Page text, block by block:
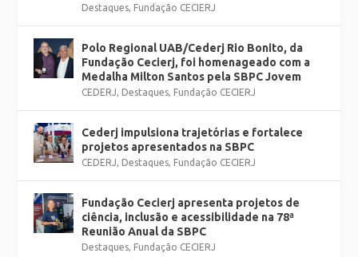
Destaques, Fundação CECIERJ
Polo Regional UAB/Cederj Rio Bonito, da
Fundação Cecierj, foi homenageado com a
Medalha Milton Santos pela SBPC Jovem
CEDERJ, Destaques, Fundação CECIERJ
Cederj impulsiona trajetórias e fortalece
projetos apresentados na SBPC
CEDERJ, Destaques, Fundação CECIERJ
Fundação Cecierj apresenta projetos de
ciência, inclusão e acessibilidade na 78ª
Reunião Anual da SBPC
Destaques, Fundação CECIERJ